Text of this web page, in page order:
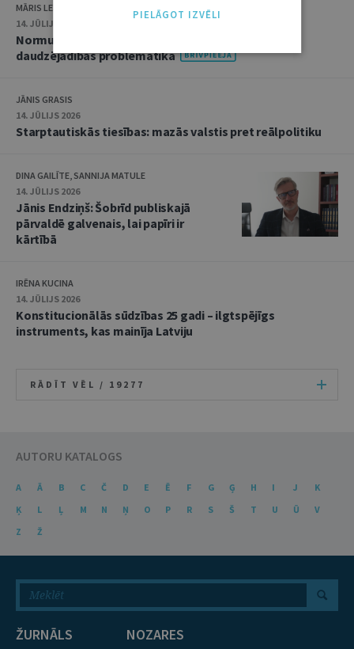
MĀRIS LEJA
14. JŪLIJS 2026
Normu konkurences un noziedzīgu nodarījumu
daudzējādības problemātika
JĀNIS GRASIS
14. JŪLIJS 2026
Starptautiskās tiesības: mazās valstis pret reālpolitiku
DINA GAILĪTE, SANNIJA MATULE
14. JŪLIJS 2026
Jānis Endziņš: Šobrīd publiskajā
pārvaldē galvenais, lai papīri ir
kārtībā
IRĒNA KUCINA
14. JŪLIJS 2026
Konstitucionālās sūdzības 25 gadi – ilgtspējīgs
instruments, kas mainīja Latviju
RĀDĪT VĒL / 19277
AUTORU KATALOGS
A Ā B C Č D E Ē F G Ģ H I J
K
Ķ
L Ļ M N Ņ O P R S Š T U Ū
V
Z
Ž
ŽURNĀLS NOZARES
PIELĀGOT IZVĒLI